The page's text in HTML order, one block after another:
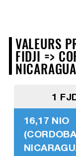
VALEURS
FIDJI =>
1
16,17 NIO